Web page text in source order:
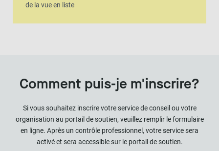
de la vue en liste
Comment puis-je m'inscrire?
Si vous souhaitez inscrire votre service de conseil ou votre
organisation au portail de soutien, veuillez remplir le formulaire
en ligne. Après un contrôle professionnel, votre service sera
activé et sera accessible sur le portail de soutien.